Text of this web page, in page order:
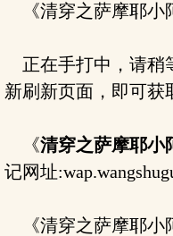
《清穿之萨摩耶小
正在手打中，请稍
新刷新页面，即可获
《清穿之萨摩耶小
记网址
《清穿之萨摩耶小